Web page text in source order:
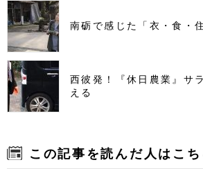
南砺で感じた「衣・食・住
西彼発！『休日農業』サ
える
この記事を読んだ人はこ